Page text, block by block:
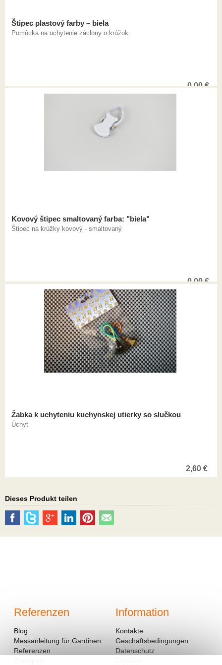
Štipec plastový farby – biela
Pomôcka na uchytenie záclony o krúžok
0,00€
Kovový štipec smaltovaný farba: "biela"
Štipec na krúžky kovový - smaltovaný
0,00€
Žabka k uchyteniu kuchynskej utierky so slučkou
Úchyt
2,60 €
Dieses Produkt teilen
Referenzen
Blog
Messanleitung für Gardinen
Referenzen
Information
Kontakte
Geschäftsbedingungen
Datenschutz